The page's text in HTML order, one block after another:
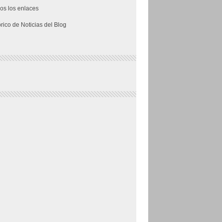
los enlaces
de Noticias del Blog